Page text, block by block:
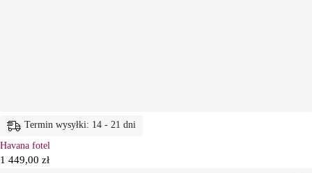
Termin wysyłki: 14 - 21 dni
Havana fotel
1 449,00 zł